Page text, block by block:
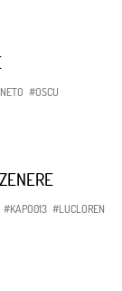
#OSCU
#KAPO013 #LUCLOREN